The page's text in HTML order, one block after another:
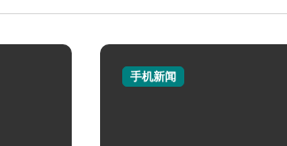
手机新闻